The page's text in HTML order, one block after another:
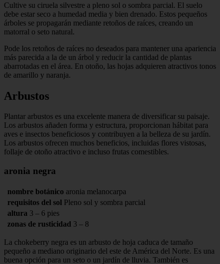
Cultive su ciruela silvestre a pleno sol o sombra parcial. El suelo
debe estar seco a humedad media y bien drenado. Estos pequeños
árboles se propagarán mediante retoños de raíces, creando un
matorral o seto natural.
Pode los retoños de raíces no deseados para mantener una apariencia
más parecida a la de un árbol y reducir la cantidad de plantas
abarrotadas en el área. En otoño, las hojas adquieren atractivos tonos
de amarillo y naranja.
Arbustos
Plantar arbustos es una excelente manera de diversificar su paisaje.
Los arbustos añaden forma y estructura, proporcionan hábitat para
aves e insectos beneficiosos y contribuyen a la belleza de su jardín.
Los arbustos ofrecen muchos beneficios, incluidas flores vistosas,
follaje de otoño atractivo e incluso frutas comestibles.
aronia negra
nombre botánico aronia melanocarpa
requisitos del sol Pleno sol y sombra parcial
altura 3 – 6 pies
zonas de rusticidad 3 – 8
La chokeberry negra es un arbusto de hoja caduca de tamaño
pequeño a mediano originario del este de América del Norte. Es una
buena opción para un seto o un jardín de lluvia. También es